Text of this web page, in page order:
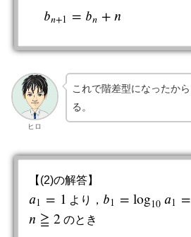
𝑏𝑛+1 = 𝑏𝑛 +𝑛
ヒロ
これで階差型になったから
る。
【(2)の解答】
𝑎1 = 1
a1 =1 より， 𝑏1 = log10 𝑎1 =
b1 =log10a1 =0
𝑛 ≧ 2
n ≧2 のとき